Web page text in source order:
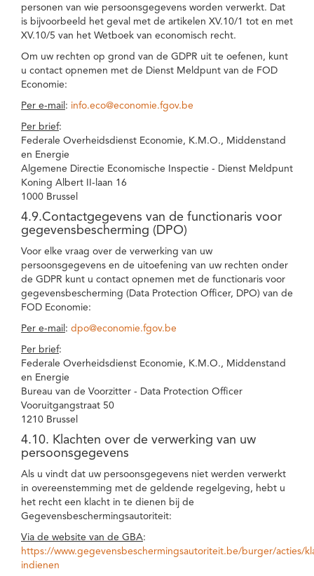
personen van wie persoonsgegevens worden verwerkt. Dat
is bijvoorbeeld het geval met de artikelen XV.10/1 tot en met
XV.10/5 van het Wetboek van economisch recht.
Om uw rechten op grond van de GDPR uit te oefenen, kunt
u contact opnemen met de Dienst Meldpunt van de FOD
Economie:
Per e-mail : info.eco@economie.fgov.be
Per brief:
Federale Overheidsdienst Economie, K.M.O., Middenstand
en Energie
Algemene Directie Economische Inspectie - Dienst Meldpunt
Koning Albert II-laan 16
1000 Brussel
4.9.Contactgegevens van de functionaris voor
gegevensbescherming (DPO)
Voor elke vraag over de verwerking van uw
persoonsgegevens en de uitoefening van uw rechten onder
de GDPR kunt u contact opnemen met de functionaris voor
gegevensbescherming (Data Protection Officer, DPO) van de
FOD Economie:
Per e-mail : dpo@economie.fgov.be
Per brief:
Federale Overheidsdienst Economie, K.M.O., Middenstand
en Energie
Bureau van de Voorzitter - Data Protection Officer
Vooruitgangstraat 50
1210 Brussel
4.10. Klachten over de verwerking van uw
persoonsgegevens
Als u vindt dat uw persoonsgegevens niet werden verwerkt
in overeenstemming met de geldende regelgeving, hebt u
het recht een klacht in te dienen bij de
Gegevensbeschermingsautoriteit:
Via de website van de GBA:
https://www.gegevensbeschermingsautoriteit.be/burger/acties/
indienen